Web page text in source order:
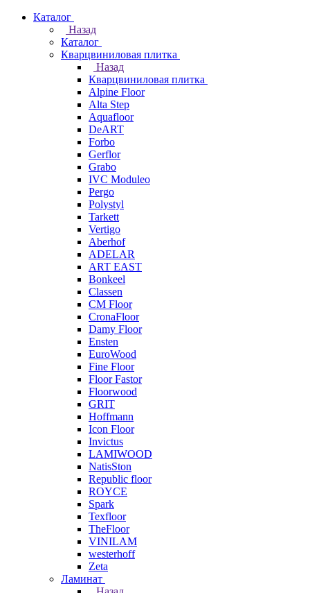
Каталог
Назад
Каталог
Кварцвиниловая плитка
Назад
Кварцвиниловая плитка
Alpine Floor
Alta Step
Aquafloor
DeART
Forbo
Gerflor
Grabo
IVC Moduleo
Pergo
Polystyl
Tarkett
Vertigo
Aberhof
ADELAR
ART EAST
Bonkeel
Classen
CM Floor
CronaFloor
Damy Floor
Ensten
EuroWood
Fine Floor
Floor Fastor
Floorwood
GRIT
Hoffmann
Icon Floor
Invictus
LAMIWOOD
NatisSton
Republic floor
ROYCE
Spark
Texfloor
TheFloor
VINILAM
westerhoff
Zeta
Ламинат